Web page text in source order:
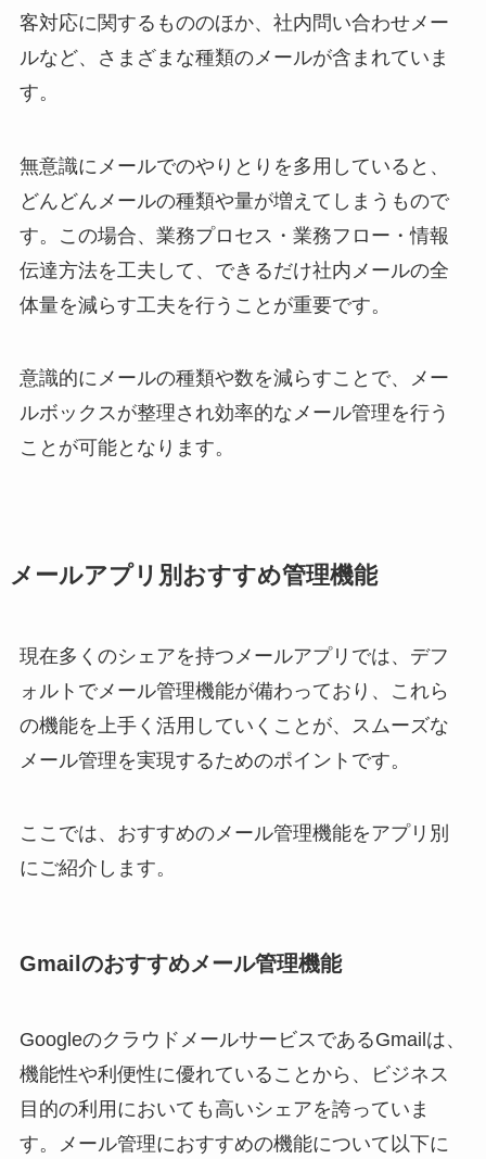
客対応に関するもののほか、社内問い合わせメー
ルなど、さまざまな種類のメールが含まれていま
す。
無意識にメールでのやりとりを多用していると、
どんどんメールの種類や量が増えてしまうもので
す。この場合、業務プロセス・業務フロー・情報
伝達方法を工夫して、できるだけ社内メールの全
体量を減らす工夫を行うことが重要です。
意識的にメールの種類や数を減らすことで、メー
ルボックスが整理され効率的なメール管理を行う
ことが可能となります。
メールアプリ別おすすめ管理機能
現在多くのシェアを持つメールアプリでは、デフ
ォルトでメール管理機能が備わっており、これら
の機能を上手く活用していくことが、スムーズな
メール管理を実現するためのポイントです。
ここでは、おすすめのメール管理機能をアプリ別
にご紹介します。
Gmailのおすすめメール管理機能
GoogleのクラウドメールサービスであるGmailは、
機能性や利便性に優れていることから、ビジネス
目的の利用においても高いシェアを誇っていま
す。メール管理におすすめの機能について以下に